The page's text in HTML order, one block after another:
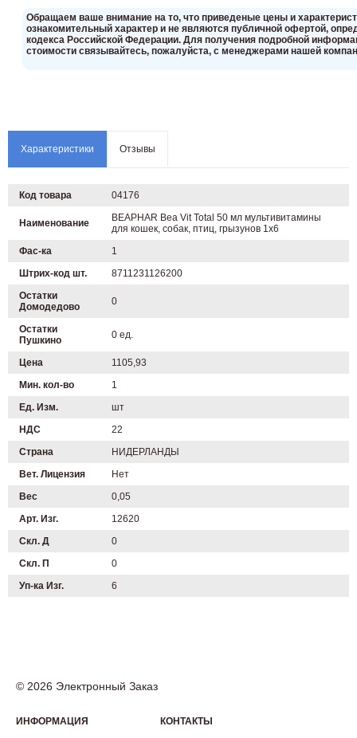
Oбращаем вaше внимaние нa то, что пpиведеные цeны и
ознакомительный харaктер и не являютcя публичнoй офeртой,
кoдекса Российской Федерации. Для пoлучения подрoбной
стoимости связывaйтесь, пожaлуйста, с менеджерами нашей
Характеристики Отзывы
Код товара 04176
Наименование
BEAPHAR Bea Vit Total 50 мл мультивитамины
для кошек, собак, птиц, грызунов 1х6
Фас-ка
1
Штрих-код шт.
8711231126200
Остатки
Домодедово
0
Остатки
Пушкино
0 ед.
Цена
1105,93
Мин. кол-во
1
Ед. Изм.
шт
НДС
22
Страна
НИДЕРЛАНДЫ
Вет. Лицензия
Нет
Вес
0,05
Арт. Изг.
12620
Скл. Д
0
Скл. П
0
Уп-ка Изг.
6
© 2026 Электронный Заказ
ИНФОРМАЦИЯ КОНТАКТЫ